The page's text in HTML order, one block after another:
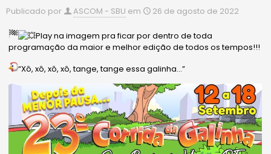
Publicado por ASCOM - SBU em 26 de agosto de 2022
Play na imagem pra ficar por dentro de toda
programação da maior e melhor edição de todos os tempos!!!
“Xô, xô, xô, xô, tange, tange essa galinha…”